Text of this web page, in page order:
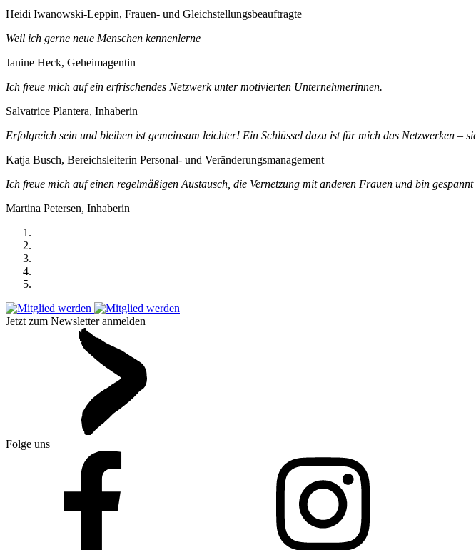
Heidi Iwanowski-Leppin, Frauen- und Gleichstellungsbeauftragte
Weil ich gerne neue Menschen kennenlerne
Janine Heck, Geheimagentin
Ich freue mich auf ein erfrischendes Netzwerk unter motivierten Unternehmerinnen.
Salvatrice Plantera, Inhaberin
Erfolgreich sein und bleiben ist gemeinsam leichter! Ein Schlüssel dazu ist für mich das Netzwerken –
Katja Busch, Bereichsleiterin Personal- und Veränderungsmanagement
Ich freue mich auf einen regelmäßigen Austausch, die Vernetzung mit anderen Frauen und bin
Martina Petersen, Inhaberin
Jetzt zum Newsletter anmelden
Folge uns